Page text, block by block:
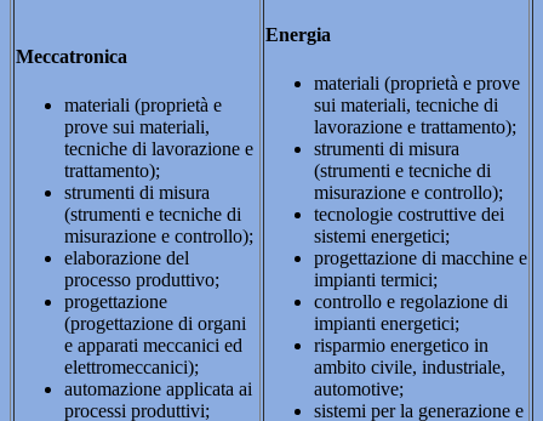
Meccatronica
materiali (proprietà e
prove sui materiali,
tecniche di lavorazione e
trattamento);
strumenti di misura
(strumenti e tecniche di
misurazione e controllo);
elaborazione del
processo produttivo;
progettazione
(progettazione di organi
e apparati meccanici ed
elettromeccanici);
automazione applicata ai
processi produttivi;
Energia
materiali (proprietà e prove
sui materiali, tecniche di
lavorazione e trattamento);
strumenti di misura
(strumenti e tecniche di
misurazione e controllo);
tecnologie costruttive dei
sistemi energetici;
progettazione di macchine e
impianti termici;
controllo e regolazione di
impianti energetici;
risparmio energetico in
ambito civile, industriale,
automotive;
sistemi per la generazione e